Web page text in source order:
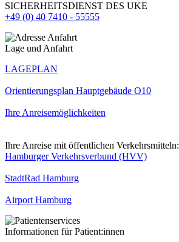
SICHERHEITSDIENST DES UKE
+49 (0) 40 7410 - 55555
Lage und Anfahrt
LAGEPLAN
Orientierungsplan Hauptgebäude O10
Ihre Anreisemöglichkeiten
Ihre Anreise mit öffentlichen Verkehrsmitteln:
Hamburger Verkehrsverbund (HVV)
StadtRad Hamburg
Airport Hamburg
Informationen für Patient:innen